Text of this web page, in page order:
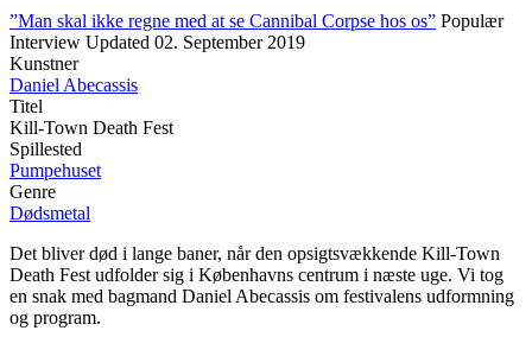
”Man skal ikke regne med at se Cannibal Corpse hos os” Populær
Interview Updated 02. September 2019
Kunstner
Daniel Abecassis
Titel
Kill-Town Death Fest
Spillested
Pumpehuset
Genre
Dødsmetal
Det bliver død i lange baner, når den opsigtsvækkende Kill-Town
Death Fest udfolder sig i Københavns centrum i næste uge. Vi tog
en snak med bagmand Daniel Abecassis om festivalens udformning
og program.